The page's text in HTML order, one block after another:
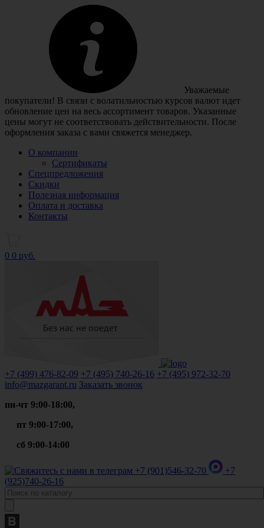
Уважаемые
покупатели! В связи с волатильностью курсов валют идет
обновление цен на весь ассортимент товаров. Указанные
цены могут не соответствовать действительности. После
оформления заказа с вами свяжется менеджер.
О компании
Сертификаты
Спецпредложения
Скидки
Полезная информация
Оплата и доставка
Контакты
0 0 руб.
+7 (499) 476-82-09 +7 (495) 740-26-16 +7 (495) 972-32-70
info@mazgarant.ru Заказать звонок
пн-чт 9:00-18:00,
пт 9:00-17:00,
сб 9:00-14:00
+7 (901)546-32-70
+7
(925)740-26-16